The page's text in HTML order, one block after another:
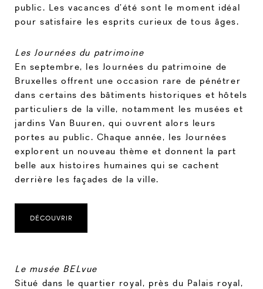
public. Les vacances d’été sont le moment idéal
pour satisfaire les esprits curieux de tous âges.
Les Journées du patrimoine
En septembre, les Journées du patrimoine de
Bruxelles offrent une occasion rare de pénétrer
dans certains des bâtiments historiques et hôtels
particuliers de la ville, notamment les musées et
jardins Van Buuren, qui ouvrent alors leurs
portes au public. Chaque année, les Journées
explorent un nouveau thème et donnent la part
belle aux histoires humaines qui se cachent
derrière les façades de la ville.
DÉCOUVRIR
Le musée BELvue
Situé dans le quartier royal, près du Palais royal,